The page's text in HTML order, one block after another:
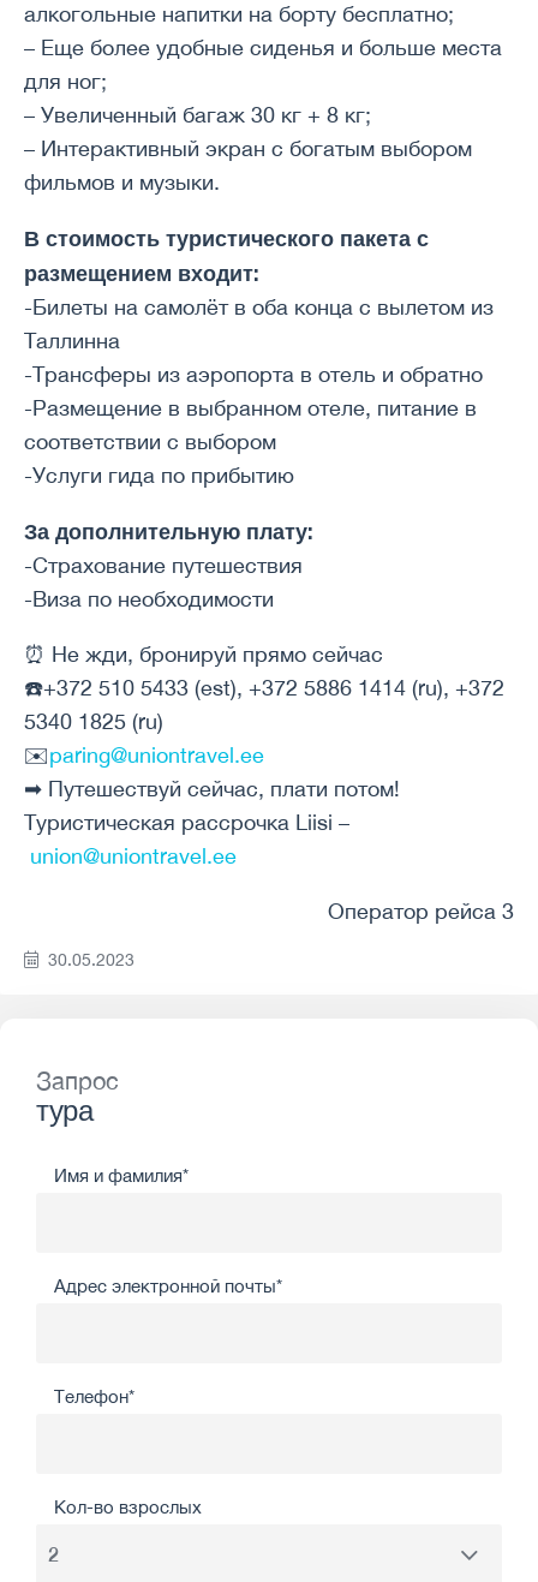
алкогольные напитки на борту бесплатно;
– Еще более удобные сиденья и больше места
для ног;
– Увеличенный багаж 30 кг + 8 кг;
– Интерактивный экран с богатым выбором
фильмов и музыки.
В стоимость туристического пакета с
размещением входит:
-Билеты на самолёт в оба конца с вылетом из
Таллинна
-Трансферы из аэропорта в отель и обратно
-Размещение в выбранном отеле, питание в
соответствии с выбором
-Услуги гида по прибытию
За дополнительную плату:
-Страхование путешествия
-Виза по необходимости
⏰ Не жди, бронируй прямо сейчас
☎️+372 510 5433 (est), +372 5886 1414 (ru), +372
5340 1825 (ru)
✉️paring@uniontravel.ee
➡ Путешествуй сейчас, плати потом!
Туристическая рассрочка Liisi –
union@uniontravel.ee
Оператор рейса 3
30.05.2023
Запрос
тура
Имя и фамилия*
Адрес электронной почты*
Телефон*
Кол-во взрослых